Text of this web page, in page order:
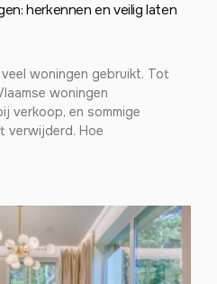
herkennen en veilig laten
woningen gebruikt. Tot
woningen
verkoop, en sommige
verwijderd. Hoe